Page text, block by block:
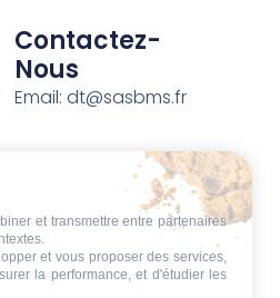
Contactez-
Nous
Email: dt@sasbms.fr
et transmettre entre partenaires
et vous proposer des services,
la performance, et d'étudier les